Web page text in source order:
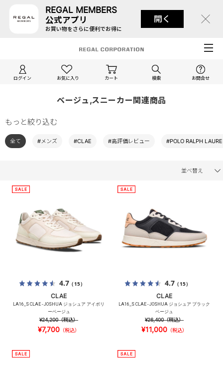
REGAL MEMBERS
公式アプリ
お買い物をさらに便利でお得に
開く
ログイン お気に入り カート 検索 お問合せ
ベージュ,スニーカー関連商品
もっと絞り込む
全て #メンズ #CLAE #高評価レビュー #POLO RALPH
並べ替え
4.7（15）
CLAE
LA16_S CLAE - JOSHUA ジョシュア アイボリ
ーベージュ
¥24,200（税込）
¥7,700 （税込）
4.7（15）
CLAE
LA16_S CLAE - JOSHUA ジョシュア ブラック
ベージュ
¥26,400（税込）
¥11,000 （税込）